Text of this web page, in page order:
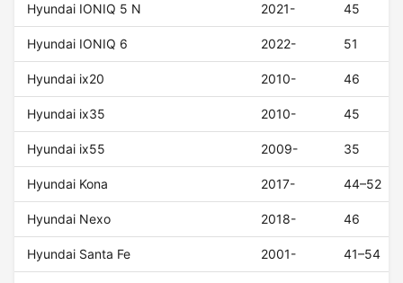
Hyundai IONIQ 5 N 2021- 45
Hyundai IONIQ 6 2022- 51
Hyundai ix20 2010- 46
Hyundai ix35 2010- 45
Hyundai ix55 2009- 35
Hyundai Kona 2017- 44–52
Hyundai Nexo 2018- 46
Hyundai Santa Fe 2001- 41–54